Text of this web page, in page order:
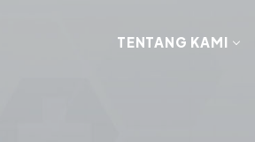
TENTANG KAMI